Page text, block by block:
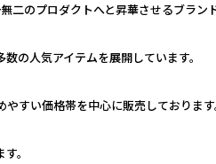
二のプロダクトへと昇華させるブラン
の人気アイテムを展開しています。
い価格帯を中心に販売しております
。